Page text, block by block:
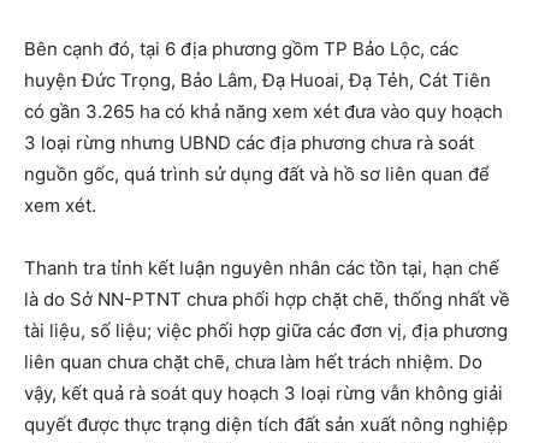
Bên cạnh đó, tại 6 địa phương gồm TP Bảo Lộc, các
huyện Đức Trọng, Bảo Lâm, Đạ Huoai, Đạ Tẻh, Cát Tiên
có gần 3.265 ha có khả năng xem xét đưa vào quy hoạch
3 loại rừng nhưng UBND các địa phương chưa rà soát
nguồn gốc, quá trình sử dụng đất và hồ sơ liên quan để
xem xét.
Thanh tra tỉnh kết luận nguyên nhân các tồn tại, hạn chế
là do Sở NN-PTNT chưa phối hợp chặt chẽ, thống nhất về
tài liệu, số liệu; việc phối hợp giữa các đơn vị, địa phương
liên quan chưa chặt chẽ, chưa làm hết trách nhiệm. Do
vậy, kết quả rà soát quy hoạch 3 loại rừng vẫn không giải
quyết được thực trạng diện tích đất sản xuất nông nghiệp